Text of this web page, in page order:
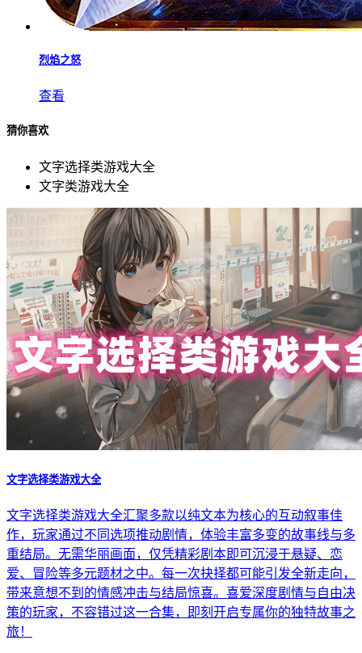
烈焰之怒
查看
猜你喜欢
文字选择类游戏大全
文字类游戏大全
文字选择类游戏大全
文字选择类游戏大全汇聚多款以纯文本为核心的互动叙事佳
作，玩家通过不同选项推动剧情，体验丰富多变的故事线与多
重结局。无需华丽画面，仅凭精彩剧本即可沉浸于悬疑、恋
爱、冒险等多元题材之中。每一次抉择都可能引发全新走向，
带来意想不到的情感冲击与结局惊喜。喜爱深度剧情与自由决
策的玩家，不容错过这一合集，即刻开启专属你的独特故事之
旅！